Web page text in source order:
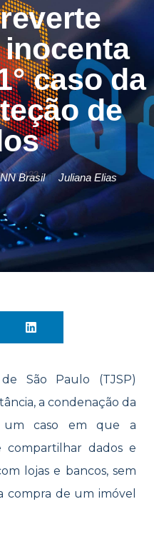
caso da
de
Brasil Juliana Elias
São Paulo (TJSP)
a condenação da
um caso em que a
compartilhar dados e
lojas e bancos, sem
compra de um imóvel